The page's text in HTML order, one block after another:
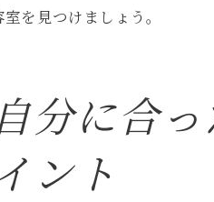
室を見つけましょう。
分に合
ント